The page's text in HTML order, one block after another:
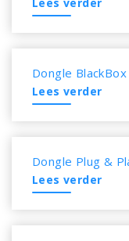
Dongle BlackBox
Lees verder
Dongle Plug &
Lees verder